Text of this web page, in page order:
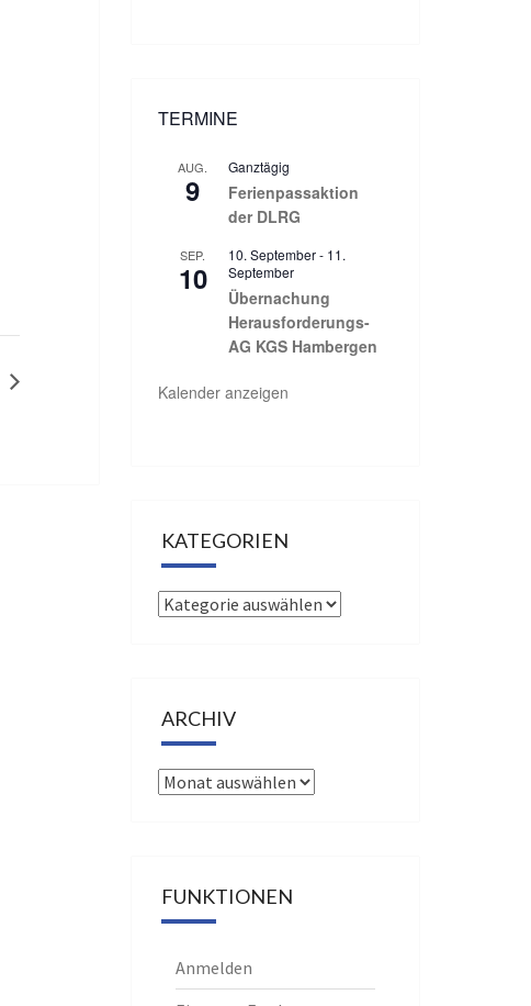
TERMINE
AUG.
9
Ganztägig
Ferienpassaktion
der DLRG
SEP.
10
10. September- 11.
September
Übernachung
Herausforderungs-
AG KGS Hambergen
Kalender anzeigen
KATEGORIEN
Kategorien
ARCHIV
Archiv
FUNKTIONEN
Anmelden